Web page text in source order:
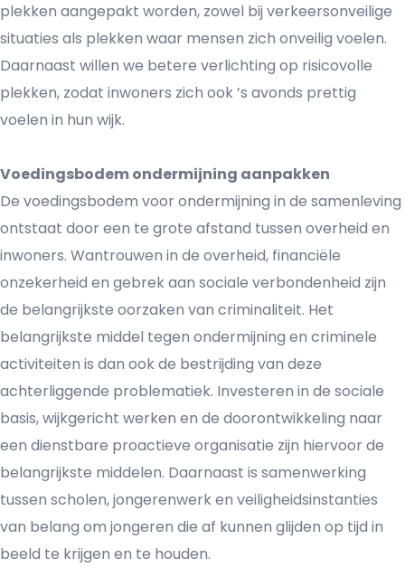
plekken aangepakt worden, zowel bij verkeersonveilige
situaties als plekken waar mensen zich onveilig voelen.
Daarnaast willen we betere verlichting op risicovolle
plekken, zodat inwoners zich ook ’s avonds prettig
voelen in hun wijk.
Voedingsbodem ondermijning aanpakken
De voedingsbodem voor ondermijning in de samenleving
ontstaat door een te grote afstand tussen overheid en
inwoners. Wantrouwen in de overheid, financiële
onzekerheid en gebrek aan sociale verbondenheid zijn
de belangrijkste oorzaken van criminaliteit. Het
belangrijkste middel tegen ondermijning en criminele
activiteiten is dan ook de bestrijding van deze
achterliggende problematiek. Investeren in de sociale
basis, wijkgericht werken en de doorontwikkeling naar
een dienstbare proactieve organisatie zijn hiervoor de
belangrijkste middelen. Daarnaast is samenwerking
tussen scholen, jongerenwerk en veiligheidsinstanties
van belang om jongeren die af kunnen glijden op tijd in
beeld te krijgen en te houden.